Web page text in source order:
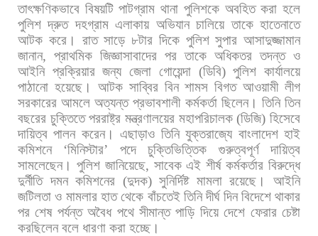
তাৎক্ষণিকভাবে বিষয়টি পাটগ্রাম থানা পুলিশকে অবহিত করা হলে
পুলিশ দ্রুত দহগ্রাম এলাকায় অভিযান চালিয়ে তাকে হাতেনাতে
আটক করে। রাত সাড়ে ৮টার দিকে পুলিশ সুপার আসাদুজ্জামান
জানান, প্রাথমিক জিজ্ঞাসাবাদের পর তাকে অধিকতর তদন্ত ও
আইনি প্রক্রিয়ার জন্য জেলা গোয়েন্দা(ডিবি)পুলিশ কার্যালয়ে
পাঠানো হয়েছে। আটক সাব্বির বিন শামস বিগত আওয়ামী লীগ
সরকারের আমলে অত্যন্ত প্রভাবশালী কর্মকর্তা ছিলেন। তিনি তিন
বছরের চুক্তিতে পররাষ্ট্র মন্ত্রণালয়ের মহাপরিচালক(ডিজি)হিসেবে
দায়িত্ব পালন করেন। এছাড়াও তিনি যুক্তরাজ্যে বাংলাদেশ হাই
কমিশনে‘মিনিস্টার’ পদে চুক্তিভিত্তিক গুরুত্বপূর্ণ
দায়িত্ব
সামলেছেন। পুলিশ জানিয়েছে, সাবেক এই শীর্ষ কর্মকর্তার বিরুদ্ধে
দুর্নীতি দমন কমিশনের (দুদক)সুনির্দিষ্ট মামলা রয়েছে।
আইনি
জটিলতা ও মামলার হাত থেকে বাঁচতেই তিনি দীর্ঘ দিন বিদেশে থাকার
পর শেষ পর্যন্ত অবৈধ পথে সীমান্ত পাড়ি দিয়ে দেশে ফেরার চেষ্টা
করছিলেন বলে ধারণা করা হচ্ছে।